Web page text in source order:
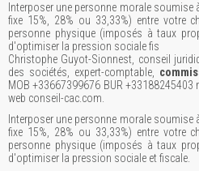
Interposer une personne morale
fixe 15%, 28% ou 33,33%) entre votre
personne physique (imposés à taux
d'optimiser la pression sociale fis
Christophe Guyot-Sionnest, conseil
des sociétés, expert-comptable,
MOB +33667399676 BUR
web conseil-cac.com.
Interposer une personne morale
fixe 15%, 28% ou 33,33%) entre votre
personne physique (imposés à taux
d'optimiser la pression sociale et fiscale.